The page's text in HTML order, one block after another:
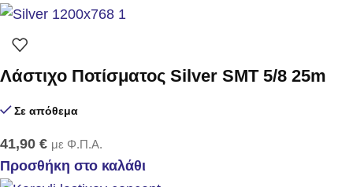
Λάστιχο Ποτίσματος Silver SMT 5/8 25m
Σε απόθεμα
41,90 € με Φ.Π.Α.
Προσθήκη στο καλάθι